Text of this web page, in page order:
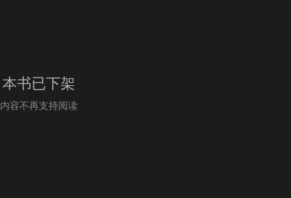
本书已下架
内容不再支持阅读